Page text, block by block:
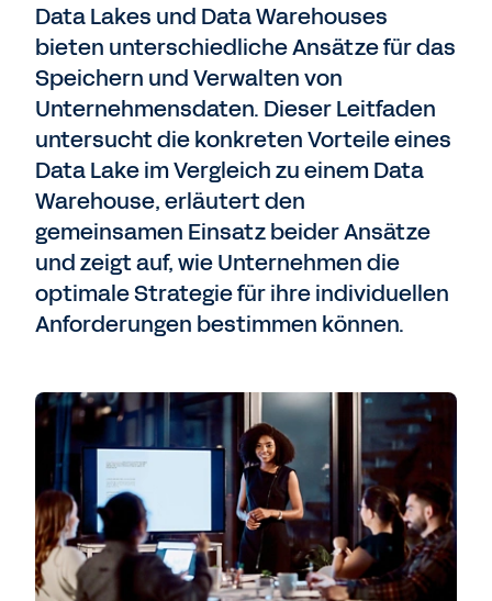
Data Lakes und Data Warehouses
bieten unterschiedliche Ansätze für das
Speichern und Verwalten von
Unternehmensdaten. Dieser Leitfaden
untersucht die konkreten Vorteile eines
Data Lake im Vergleich zu einem Data
Warehouse, erläutert den
gemeinsamen Einsatz beider Ansätze
und zeigt auf, wie Unternehmen die
optimale Strategie für ihre individuellen
Anforderungen bestimmen können.